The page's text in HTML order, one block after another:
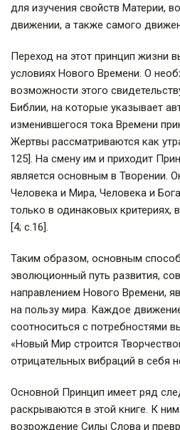
для изучения свойств Материи,
движении, а также самого
Переход на этот принцип жизни
условиях Нового Времени. О
возможности этого
Библии, на которые указывает
изменившегося тока Времени
Жертвы рассматриваются как
125]. На смену им и приходит
является основным в Творении.
Человека и Мира, Человека и
только в одинаковых критериях,
[4; с.16].
Таким образом, основным
эволюционный путь развития,
направлением Нового Времени,
на пользу мира. Каждое
соотноситься с потребностями
«Новый Мир строится
отрицательных вибраций в себя
Основной Принцип имеет ряд
раскрываются в этой книге. К ним
возрождение Силы Слова и